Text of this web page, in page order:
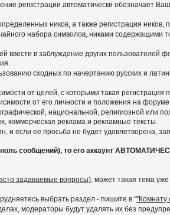
регистрации автоматически
ников, а также регистрация
набора символов, никами содержащими
в заблуждение других пользователей
сходных по начертанию русских и
от целей, с которыми такая
от его личности и положения на
национальной, религиозной или
коммерческая реклама и рекламные тексты.
если ее просьба не будет удовлетворена,
сообщений), то его аккаунт
задаваемые вопросы), может такая тема
выбрать раздел - пишите в "
модераторы будут удалять их без